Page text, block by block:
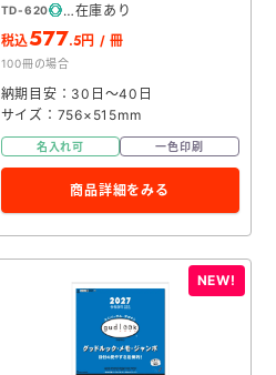
TD-620
在庫あり
税込577.5円 / 冊
100冊の場合
納期目安：30日～40日
サイズ：756×515mm
名入れ可 一色印刷
商品詳細をみる